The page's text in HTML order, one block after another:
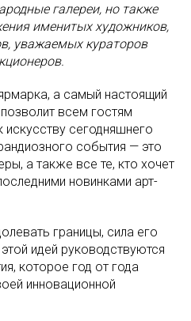
галереи, но также
именитых художников,
уважаемых кураторов
а самый настоящий
всем гостям
сегодняшнего
события — это
а также все те, кто хочет
новинками арт-
границы, сила его
идей руководствуются
которое год от года
инновационной